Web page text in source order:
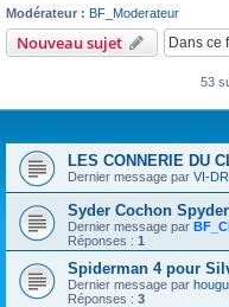
Modérateur : BF_Moderateur
Nouveau sujet
53
LES CONNERIE DU
Dernier message par VI-
Syder Cochon
Dernier message par
Réponses : 1
Spiderman 4 pour
Dernier message par
Réponses : 3